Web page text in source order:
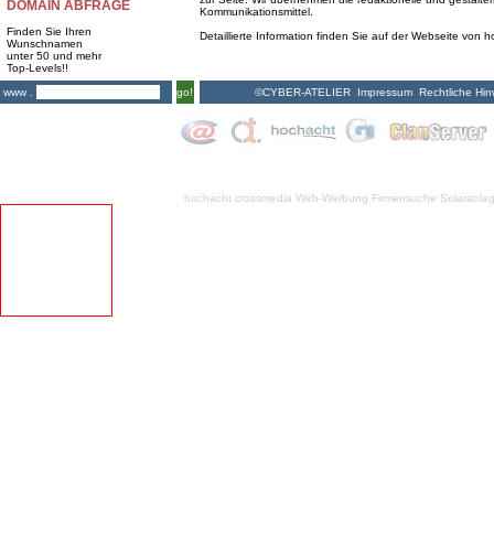
DOMAIN ABFRAGE
Finden Sie Ihren
Wunschnamen
unter 50 und mehr
Top-Levels!!
www .
go!
Kommunikationsmittel.
Detaillierte Information finden Sie auf der Webseite von
©CYBER-ATELIER Impressum Rechtliche
hochacht crossmedia Web-Werbung Firmensuche